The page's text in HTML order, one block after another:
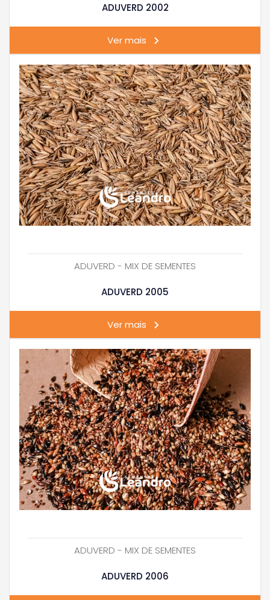
ADUVERD 2002
Ver mais
ADUVERD - MIX DE SEMENTES
ADUVERD 2005
Ver mais
ADUVERD - MIX DE SEMENTES
ADUVERD 2006